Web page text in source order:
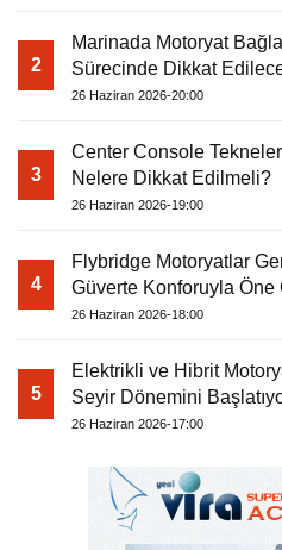
2
Marinada Motoryat
Sürecinde Dikkat
26 Haziran 2026-20:00
3
Center Console
Nelere Dikkat Edilmeli?
26 Haziran 2026-19:00
4
Flybridge Motoryatlar
Güverte Konforuyla Öne
26 Haziran 2026-18:00
5
Elektrikli ve Hibrit
Seyir Dönemini
26 Haziran 2026-17:00